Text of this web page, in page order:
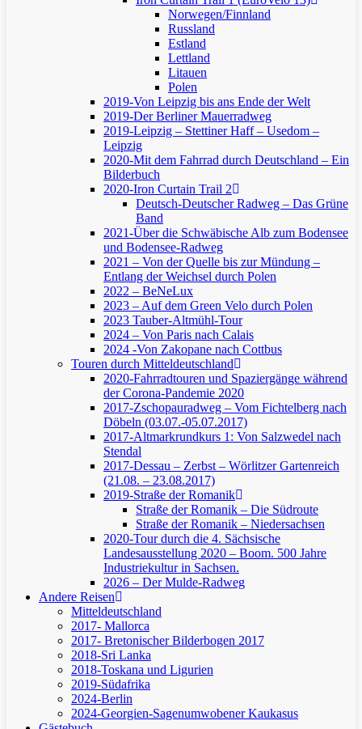
Norwegen/Finnland
Russland
Estland
Lettland
Litauen
Polen
2019-Von Leipzig bis ans Ende der Welt
2019-Der Berliner Mauerradweg
2019-Leipzig – Stettiner Haff – Usedom –
Leipzig
2020-Mit dem Fahrrad durch Deutschland – Ein
Bilderbuch
2020-Iron Curtain Trail 2
Deutsch-Deutscher Radweg – Das Grüne
Band
2021-Über die Schwäbische Alb zum Bodensee
und Bodensee-Radweg
2021 – Von der Quelle bis zur Mündung –
Entlang der Weichsel durch Polen
2022 – BeNeLux
2023 – Auf dem Green Velo durch Polen
2023 Tauber-Altmühl-Tour
2024 – Von Paris nach Calais
2024 -Von Zakopane nach Cottbus
Touren durch Mitteldeutschland
2020-Fahrradtouren und Spaziergänge während
der Corona-Pandemie 2020
2017-Zschopauradweg – Vom Fichtelberg nach
Döbeln (03.07.-05.07.2017)
2017-Altmarkrundkurs 1: Von Salzwedel nach
Stendal
2017-Dessau – Zerbst – Wörlitzer Gartenreich
(21.08. – 23.08.2017)
2019-Straße der Romanik
Straße der Romanik – Die Südroute
Straße der Romanik – Niedersachsen
2020-Tour durch die 4. Sächsische
Landesausstellung 2020 – Boom. 500 Jahre
Industriekultur in Sachsen.
2026 – Der Mulde-Radweg
Andere Reisen
Mitteldeutschland
2017- Mallorca
2017- Bretonischer Bilderbogen 2017
2018-Sri Lanka
2018-Toskana und Ligurien
2019-Südafrika
2024-Berlin
2024-Georgien-Sagenumwobener Kaukasus